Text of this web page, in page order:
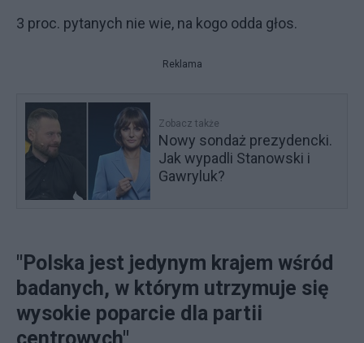
3 proc. pytanych nie wie, na kogo odda głos.
Reklama
Zobacz także
Nowy sondaż prezydencki.
Jak wypadli Stanowski i
Gawryluk?
"Polska jest jedynym krajem wśród
badanych, w którym utrzymuje się
wysokie poparcie dla partii